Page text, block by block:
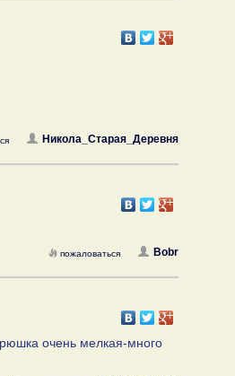
Никола_Старая_Деревня
Bobr
пожаловаться
очень мелкая-много